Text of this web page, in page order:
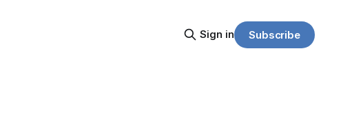
Sign in Subscribe